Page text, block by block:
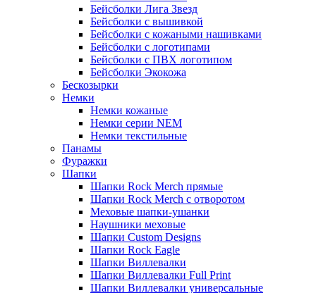
Бейсболки Лига Звезд
Бейсболки с вышивкой
Бейсболки с кожаными нашивками
Бейсболки с логотипами
Бейсболки с ПВХ логотипом
Бейсболки Экокожа
Бескозырки
Немки
Немки кожаные
Немки серии NEM
Немки текстильные
Панамы
Фуражки
Шапки
Шапки Rock Merch прямые
Шапки Rock Merch с отворотом
Меховые шапки-ушанки
Наушники меховые
Шапки Custom Designs
Шапки Rock Eagle
Шапки Виллевалки
Шапки Виллевалки Full Print
Шапки Виллевалки универсальные